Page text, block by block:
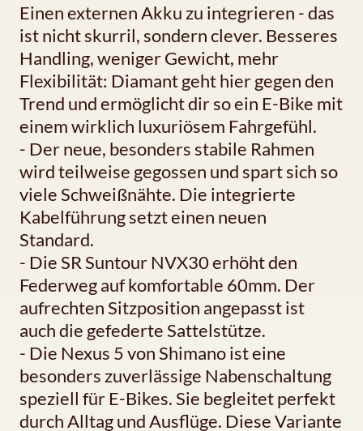
Einen externen Akku zu integrieren - das
ist nicht skurril, sondern clever. Besseres
Handling, weniger Gewicht, mehr
Flexibilität: Diamant geht hier gegen den
Trend und ermöglicht dir so ein E-Bike mit
einem wirklich luxuriösem Fahrgefühl.
- Der neue, besonders stabile Rahmen
wird teilweise gegossen und spart sich so
viele Schweißnähte. Die integrierte
Kabelführung setzt einen neuen
Standard.
- Die SR Suntour NVX30 erhöht den
Federweg auf komfortable 60mm. Der
aufrechten Sitzposition angepasst ist
auch die gefederte Sattelstütze.
- Die Nexus 5 von Shimano ist eine
besonders zuverlässige Nabenschaltung
speziell für E-Bikes. Sie begleitet perfekt
durch Alltag und Ausflüge. Diese Variante